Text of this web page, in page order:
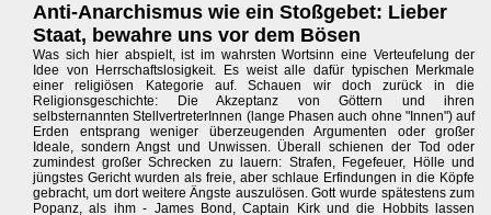
Anti-Anarchismus wie ein Stoßgebet: Lieber
Staat, bewahre uns vor dem Bösen
Was sich hier abspielt, ist im wahrsten Wortsinn eine Verteufelung der
Idee von Herrschaftslosigkeit. Es weist alle dafür typischen Merkmale
einer religiösen Kategorie auf. Schauen wir doch zurück in die
Religionsgeschichte: Die Akzeptanz von Göttern und ihren
selbsternannten StellvertreterInnen (lange Phasen auch ohne "Innen") auf
Erden entsprang weniger überzeugenden Argumenten oder großer
Ideale, sondern Angst und Unwissen. Überall schienen der Tod oder
zumindest großer Schrecken zu lauern: Strafen, Fegefeuer, Hölle und
jüngstes Gericht wurden als freie, aber schlaue Erfindungen in die Köpfe
gebracht, um dort weitere Ängste auszulösen. Gott wurde spätestens zum
Popanz, als ihm - James Bond, Captain Kirk und die Hobbits lassen